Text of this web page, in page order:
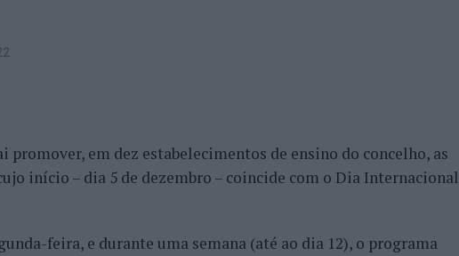
promover, em dez estabelecimentos de ensino do concelho, as
início – dia 5 de dezembro – coincide com o Dia Internacional
feira, e durante uma semana (até ao dia 12), o programa